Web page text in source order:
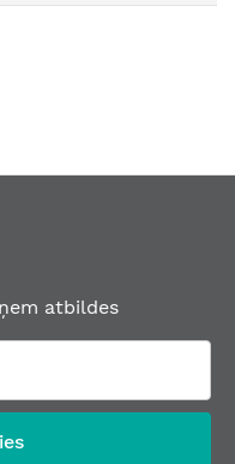
CONNECT 340-50
atbildes